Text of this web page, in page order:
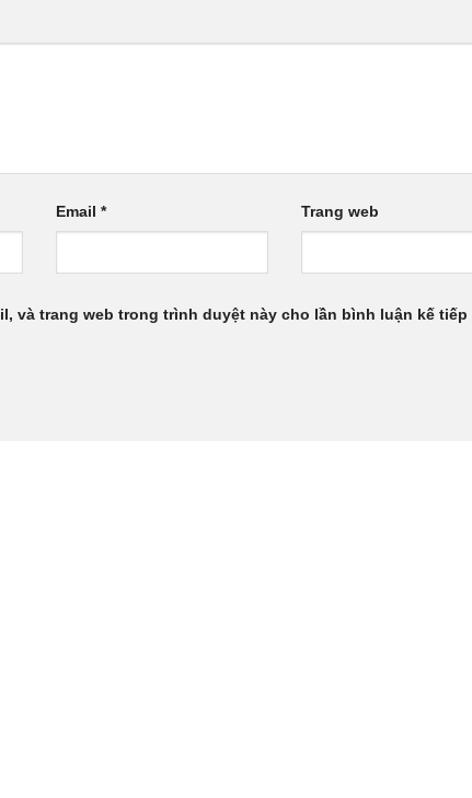
Email* Trang web
và trang web trong trình duyệt này cho lần bình luận kế tiếp